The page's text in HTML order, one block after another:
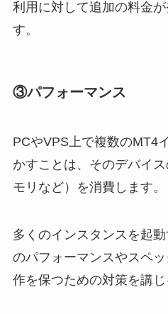
利用に対して追加の料金
す。
③パフォーマンス
PCやVPS上で複数のMT4
かすことは、そのデバイ
モリなど）を消費します。
多くのインスタンスを起
のパフォーマンスやスペ
作を保つための対策を講じ